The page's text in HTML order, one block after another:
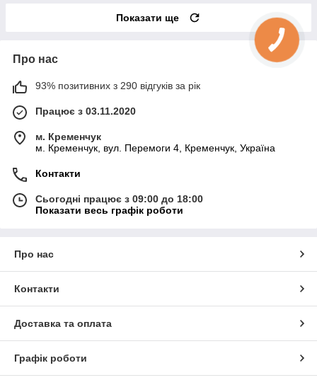
Показати ще
Про нас
93% позитивних з 290 відгуків за рік
Працює з 03.11.2020
м. Кременчук
м. Кременчук, вул. Перемоги 4, Кременчук, Україна
Контакти
Сьогодні працює з 09:00 до 18:00
Показати весь графік роботи
Про нас
Контакти
Доставка та оплата
Графік роботи